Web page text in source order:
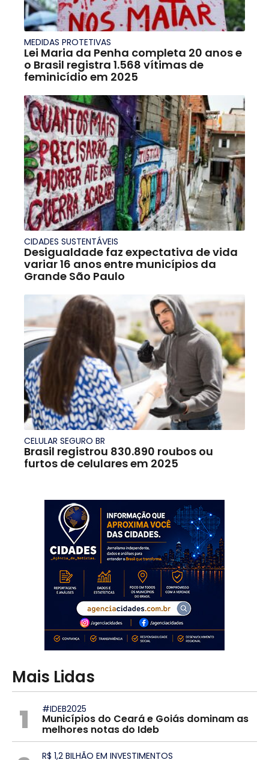
MEDIDAS PROTETIVAS
Lei Maria da Penha completa 20 anos e
o Brasil registra 1.568 vítimas de
feminicídio em 2025
CIDADES SUSTENTÁVEIS
Desigualdade faz expectativa de vida
variar 16 anos entre municípios da
Grande São Paulo
CELULAR SEGURO BR
Brasil registrou 830.890 roubos ou
furtos de celulares em 2025
Mais Lidas
1 #IDEB2025
Municípios do Ceará e Goiás dominam as
melhores notas do Ideb
R$ 1,2 BILHÃO EM INVESTIMENTOS